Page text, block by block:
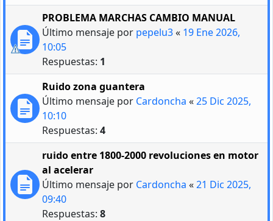
PROBLEMA MARCHAS CAMBIO MANUAL
Último mensaje por pepelu3« 19 Ene 2026,
10:05
Respuestas: 1
Ruido zona guantera
Último mensaje por Cardoncha «25 Dic 2025,
10:10
Respuestas: 4
ruido entre 1800-2000 revoluciones en motor
al acelerar
Último mensaje por Cardoncha «21 Dic 2025,
09:40
Respuestas: 8